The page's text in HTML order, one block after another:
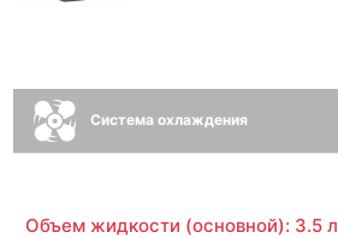
Система охлаждения
Объем жидкости (основной): 3.5 л